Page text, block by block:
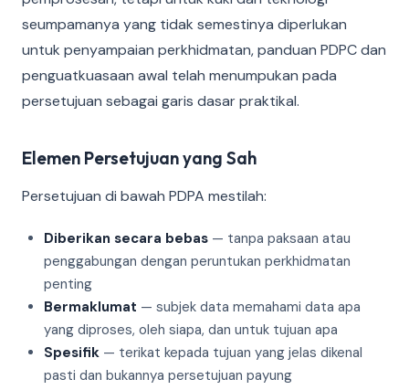
seumpamanya yang tidak semestinya diperlukan
untuk penyampaian perkhidmatan, panduan PDPC dan
penguatkuasaan awal telah menumpukan pada
persetujuan sebagai garis dasar praktikal.
Elemen Persetujuan yang Sah
Persetujuan di bawah PDPA mestilah:
Diberikan secara bebas — tanpa paksaan atau
penggabungan dengan peruntukan perkhidmatan
penting
Bermaklumat — subjek data memahami data apa
yang diproses, oleh siapa, dan untuk tujuan apa
Spesifik — terikat kepada tujuan yang jelas dikenal
pasti dan bukannya persetujuan payung